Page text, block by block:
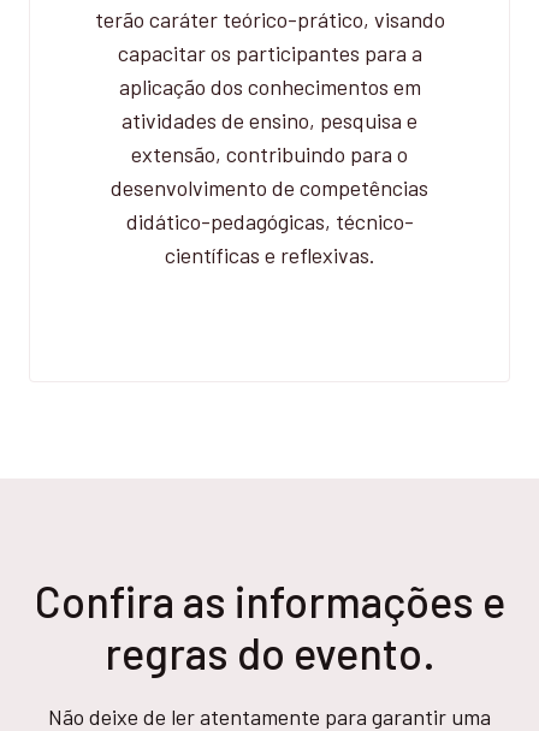
terão caráter teórico-prático, visando
capacitar os participantes para a
aplicação dos conhecimentos em
atividades de ensino, pesquisa e
extensão, contribuindo para o
desenvolvimento de competências
didático-pedagógicas, técnico-
científicas e reflexivas.
Confira as informações e
regras do evento.
Não deixe de ler atentamente para garantir uma